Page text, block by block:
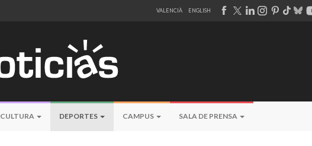
VALENCIÀ ENGLISH
CULTURA DEPORTES CAMPUS SALA DE PRENSA